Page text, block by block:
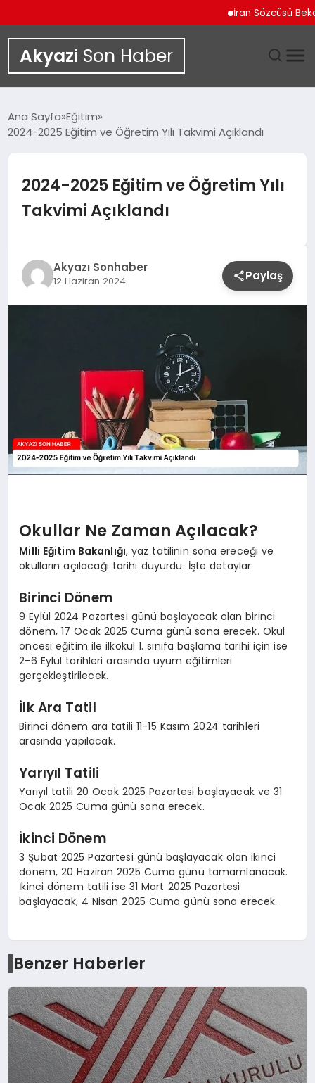
İran Sözcüsü Bekayi
Akyazi Son Haber
DÜNYA
EKONOMI
TEKNOLOJI
Ana Sayfa Eğitim
2024-2025 Eğitim ve Öğretim Yılı Takvimi Açıklandı
2024-2025 Eğitim ve Öğretim Yılı
Takvimi Açıklandı
Akyazı Sonhaber
12 Haziran 2024 Paylaş
Okullar Ne Zaman Açılacak?
Milli Eğitim Bakanlığı, yaz tatilinin sona ereceği ve
okulların açılacağı tarihi duyurdu. İşte detaylar:
Birinci Dönem
9 Eylül 2024 Pazartesi günü başlayacak olan birinci
dönem, 17 Ocak 2025 Cuma günü sona erecek. Okul
öncesi eğitim ile ilkokul 1. sınıfa başlama tarihi için ise
2-6 Eylül tarihleri arasında uyum eğitimleri
gerçekleştirilecek.
İlk Ara Tatil
Birinci dönem ara tatili 11-15 Kasım 2024 tarihleri
arasında yapılacak.
Yarıyıl Tatili
Yarıyıl tatili 20 Ocak 2025 Pazartesi başlayacak ve 31
Ocak 2025 Cuma günü sona erecek.
İkinci Dönem
3 Şubat 2025 Pazartesi günü başlayacak olan ikinci
dönem, 20 Haziran 2025 Cuma günü tamamlanacak.
İkinci dönem tatili ise 31 Mart 2025 Pazartesi
başlayacak, 4 Nisan 2025 Cuma günü sona erecek.
Benzer Haberler